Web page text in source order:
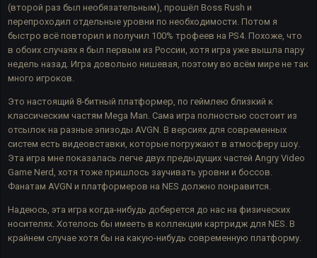
(второй раз был необязательным), прошёл Boss Rush и
перепроходил отдельные уровни по необходимости. Потом я
быстро всё повторил и получил 100% трофеев на PS4. Похоже, что
в обоих случаях я был первым из России, хотя игра уже вышла пару
недель назад. Игра довольно нишевая, поэтому во всём мире не так
много игроков.
Это настоящий 8-битный платформер, по геймлею близкий к
классическим частям Mega Man. Сама игра полностью состоит из
отсылок на разные эпизоды AVGN. В версиях для современных
систем есть видеовставки, которые погружают в атмосферу шоу.
Эта игра мне показалась легче двух предыдущих частей Angry Video
Game Nerd, хотя тоже пришлось заучивать уровни и боссов.
Фанатам AVGN и платформеров на NES должно понравится.
Надеюсь, эта игра когда-нибудь доберется до нас на физических
носителях. Хотелось бы имееть в коллекции картридж для NES. В
крайнем случае хотя бы на какую-нибудь современную платформу.